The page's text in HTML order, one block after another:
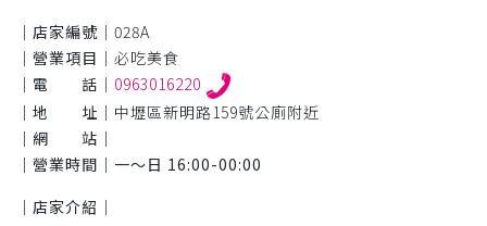
｜店家編號｜ 028A
｜營業項目｜ 必吃美食
｜電 話｜ 0963016220
｜地 址｜ 中壢區新明路159號公廁附近
｜網 站｜
｜營業時間｜ 一～日 16:00-00:00
｜店家介紹｜